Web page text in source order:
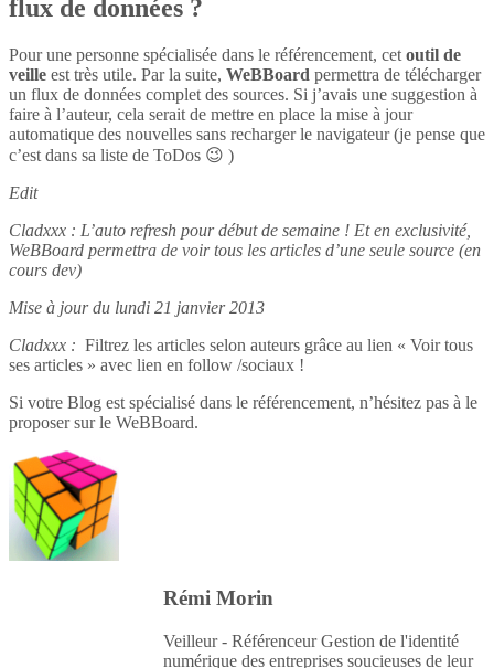
flux de données ?
Pour une personne spécialisée dans le référencement, cet outil de
veille est très utile. Par la suite, WeBBoard permettra de télécharger
un flux de données complet des sources. Si j’avais une suggestion à
faire à l’auteur, cela serait de mettre en place la mise à jour
automatique des nouvelles sans recharger le navigateur (je pense que
c’est dans sa liste de ToDos 😉 )
Edit
Cladxxx : L’auto refresh pour début de semaine ! Et en exclusivité,
WeBBoard permettra de voir tous les articles d’une seule source (en
cours dev)
Mise à jour du lundi 21 janvier 2013
Cladxxx : Filtrez les articles selon auteurs grâce au lien « Voir tous
ses articles » avec lien en follow /sociaux !
Si votre Blog est spécialisé dans le référencement, n’hésitez pas à le
proposer sur le WeBBoard.
Rémi Morin
Veilleur - Référenceur Gestion de l'identité
numérique des entreprises soucieuses de leur